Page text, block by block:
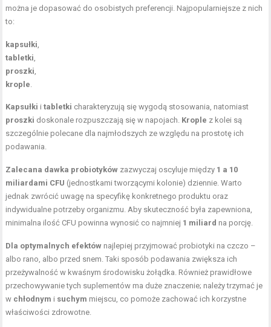
można je dopasować do osobistych preferencji. Najpopularniejsze z nich
to:
kapsułki
tabletki
proszki
krople
Kapsułki itabletki charakteryzują się wygodą stosowania, natomiast
proszki doskonale rozpuszczają się w napojach. Krople z kolei są
szczególnie polecane dla najmłodszych ze względu na prostotę ich
podawania.
Zalecana dawka probiotyków zazwyczaj oscyluje między 1 a 10
miliardami CFU (jednostkami tworzącymi kolonie) dziennie. Warto
jednak zwrócić uwagę na specyfikę konkretnego produktu oraz
indywidualne potrzeby organizmu. Aby skuteczność była zapewniona,
minimalna ilość CFU powinna wynosić co najmniej 1 miliard na porcję.
Dla optymalnych efektów najlepiej przyjmować probiotyki na czczo –
albo rano, albo przed snem. Taki sposób podawania zwiększa ich
przeżywalność w kwaśnym środowisku żołądka. Również prawidłowe
przechowywanie tych suplementów ma duże znaczenie; należy trzymać je
w chłodnym i suchym miejscu, co pomoże zachować ich korzystne
właściwości zdrowotne.